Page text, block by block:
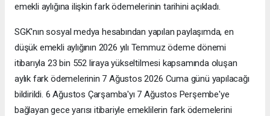
emekli aylığına ilişkin fark ödemelerinin tarihini açıkladı.
SGK'nın sosyal medya hesabından yapılan paylaşımda, en
düşük emekli aylığının 2026 yılı Temmuz ödeme dönemi
itibarıyla 23 bin 552 liraya yükseltilmesi kapsamında oluşan
aylık fark ödemelerinin 7 Ağustos 2026 Cuma günü yapılacağı
bildirildi. 6 Ağustos Çarşamba'yı 7 Ağustos Perşembe'ye
bağlayan gece yarısı itibariyle emeklilerin fark ödemelerini